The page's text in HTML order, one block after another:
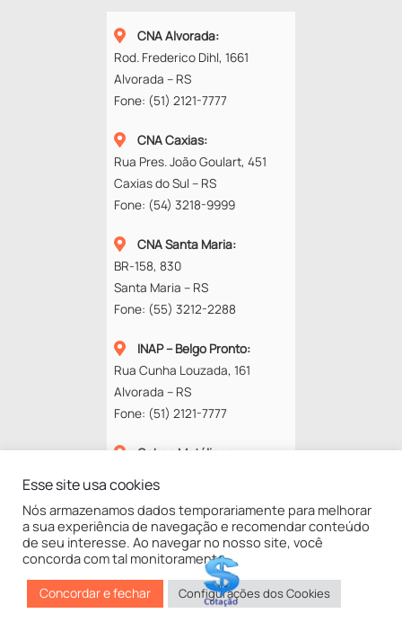
CNA Alvorada:
Rod. Frederico Dihl, 1661
Alvorada – RS
Fone: (51) 2121-7777
CNA Caxias:
Rua Pres. João Goulart, 451
Caxias do Sul – RS
Fone: (54) 3218-9999
CNA Santa Maria:
BR-158, 830
Santa Maria – RS
Fone: (55) 3212-2288
INAP – Belgo Pronto:
Rua Cunha Louzada, 161
Alvorada – RS
Fone: (51) 2121-7777
Cobec Metálicos
94834-670 – Alvorada – RS
Fone:(51) 3453-4272
©GNA2025
Esse site usa cookies
Nós armazenamos dados temporariamente para melhorar
a sua experiência de navegação e recomendar conteúdo
de seu interesse. Ao navegar no nosso site, você
concorda com tal monitoramento.
Concordar e fechar Configurações dos Cookies